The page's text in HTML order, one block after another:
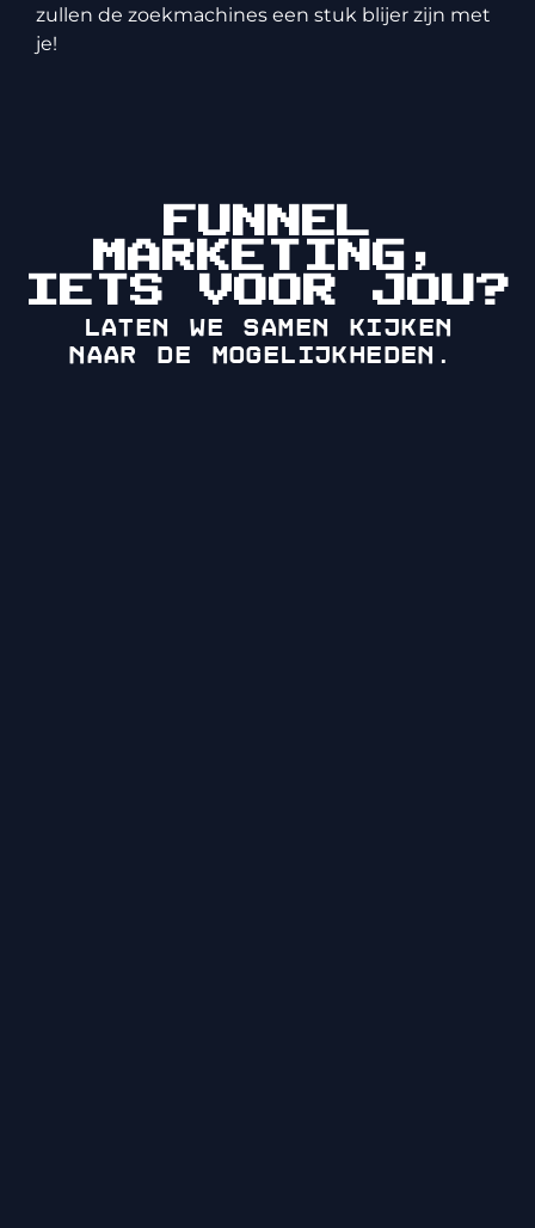
zullen de zoekmachines een stuk blijer zijn met
je!
FUNNEL
MARKETING,
IETS VOOR JOU?
Laten we samen kijken
naar de mogelijkheden.